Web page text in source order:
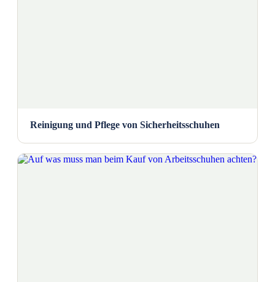
Reinigung und Pflege von Sicherheitsschuhen